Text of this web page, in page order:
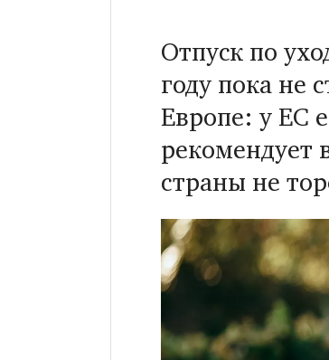
Отпуск по
году пока не
Европе: у ЕС
рекомендует
страны не